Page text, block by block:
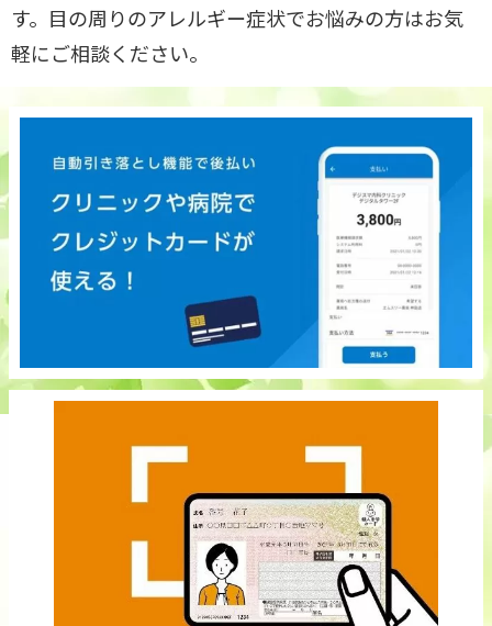
す。目の周りのアレルギー症状でお悩みの方はお気
軽にご相談ください。